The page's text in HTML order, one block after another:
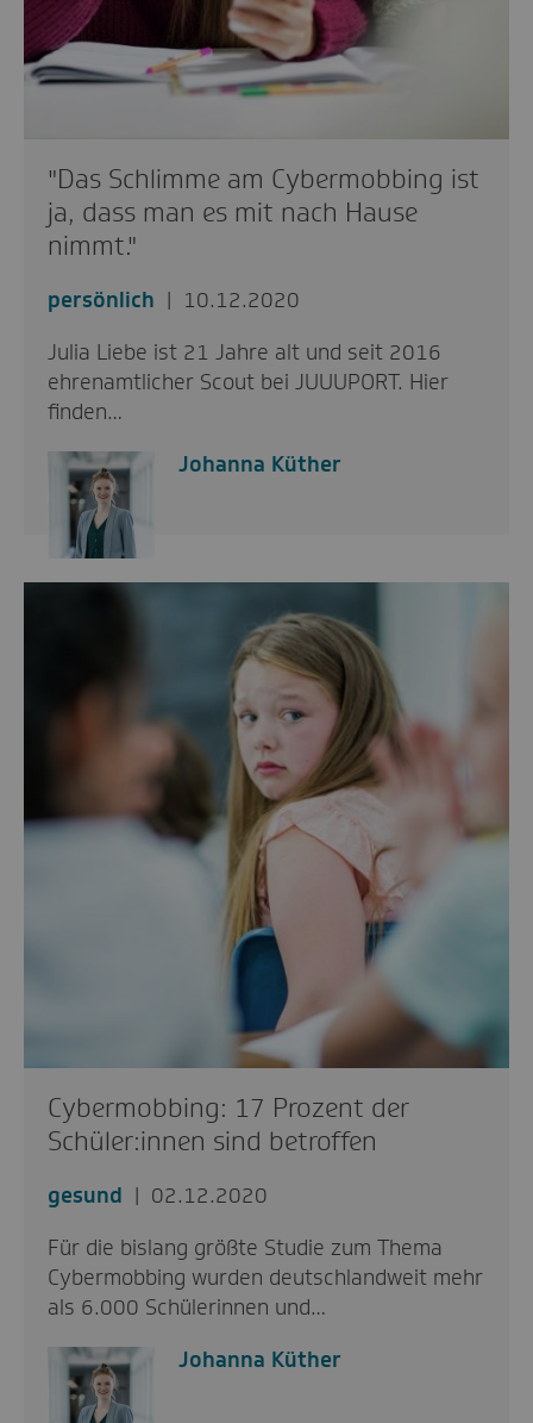
"Das Schlimme am Cybermobbing ist
ja, dass man es mit nach Hause
nimmt."
persönlich
10.12.2020
Julia Liebe ist 21 Jahre alt und seit 2016
ehrenamtlicher Scout bei JUUUPORT. Hier
finden…
Johanna Küther
Cybermobbing: 17 Prozent der
Schüler:innen sind betroffen
gesund
02.12.2020
Für die bislang größte Studie zum Thema
Cybermobbing wurden deutschlandweit mehr
als 6.000 Schülerinnen und…
Johanna Küther